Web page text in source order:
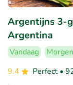
Argentijns 3-
Argentina
Vandaag Morgen
9.4
Perfect •